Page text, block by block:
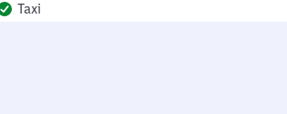
Taxi